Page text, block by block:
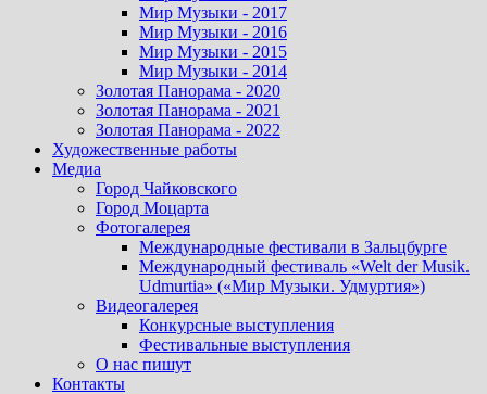
Мир Музыки - 2017
Мир Музыки - 2016
Мир Музыки - 2015
Мир Музыки - 2014
Золотая Панорама - 2020
Золотая Панорама - 2021
Золотая Панорама - 2022
Художественные работы
Медиа
Город Чайковского
Город Моцарта
Фотогалерея
Международные фестивали в Зальцбурге
Международный фестиваль «Welt der Musik.
Udmurtia» («Мир Музыки. Удмуртия»)
Видеогалерея
Конкурсные выступления
Фестивальные выступления
О нас пишут
Контакты